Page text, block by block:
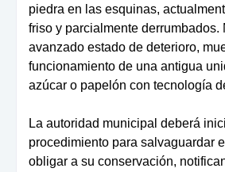
piedra en las esquinas,
friso y parcialmente derrumbados.
avanzado estado de deterioro,
funcionamiento de una antigua
azúcar o papelón con tecnología
La autoridad municipal deberá
procedimiento para salvaguardar
obligar a su conservación,